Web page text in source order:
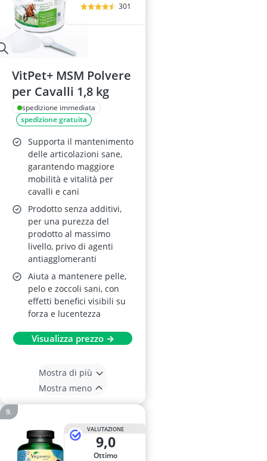
301
VitPet+ MSM Polvere
per Cavalli 1,8 kg
spedizione immediata
spedizione gratuita
Supporta il mantenimento
delle articolazioni sane,
garantendo maggiore
mobilità e vitalità per
cavalli e cani
Prodotto senza additivi,
per una purezza del
prodotto al massimo
livello, privo di agenti
antiagglomeranti
Aiuta a mantenere pelle,
pelo e zoccoli sani, con
effetti benefici visibili su
forza e lucentezza
Visualizza prezzo →
Mostra di più
Mostra meno
VALUTAZIONE
9,0
Ottimo